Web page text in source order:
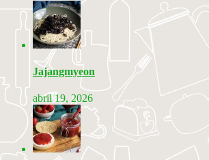
Jajangmyeon
abril 19, 2026